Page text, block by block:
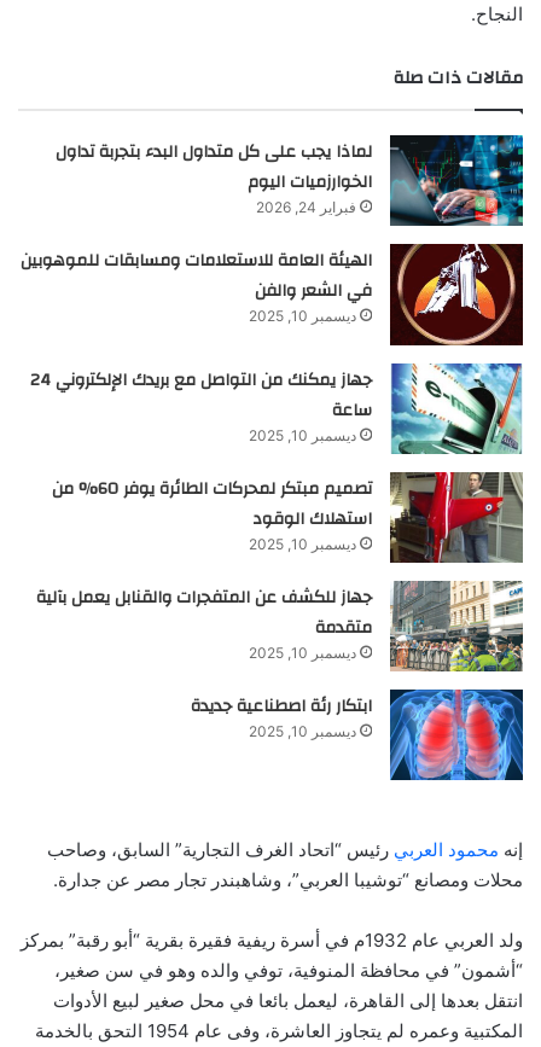
النجاح.
مقالات ذات صلة
لماذا يجب على كل متداول البدء بتجربة تداول
الخوارزميات اليوم
فبراير 24, 2026
الهيئة العامة للاستعلامات ومسابقات للموهوبين
في الشعر والفن
ديسمبر 10, 2025
جهاز يمكنك من التواصل مع بريدك الإلكتروني 24
ساعة
ديسمبر 10, 2025
تصميم مبتكر لمحركات الطائرة يوفر 60% من
استهلاك الوقود
ديسمبر 10, 2025
جهاز للكشف عن المتفجرات والقنابل يعمل بآلية
متقدمة
ديسمبر 10, 2025
ابتكار رئة اصطناعية جديدة
ديسمبر 10, 2025
إنه محمود العربي رئيس “اتحاد الغرف التجارية” السابق، وصاحب
محلات ومصانع “توشيبا العربي”، وشاهبندر تجار مصر عن جدارة.
ولد العربي عام 1932م في أسرة ريفية فقيرة بقرية “أبو رقبة” بمركز
“أشمون” في محافظة المنوفية، توفي والده وهو في سن صغير،
انتقل بعدها إلى القاهرة، ليعمل بائعا في محل صغير لبيع الأدوات
المكتبية وعمره لم يتجاوز العاشرة، وفى عام 1954 التحق بالخدمة